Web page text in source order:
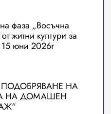
фаза „Восъчна
житни култури за
юни 2026г
НА
НА ДОМАШЕН